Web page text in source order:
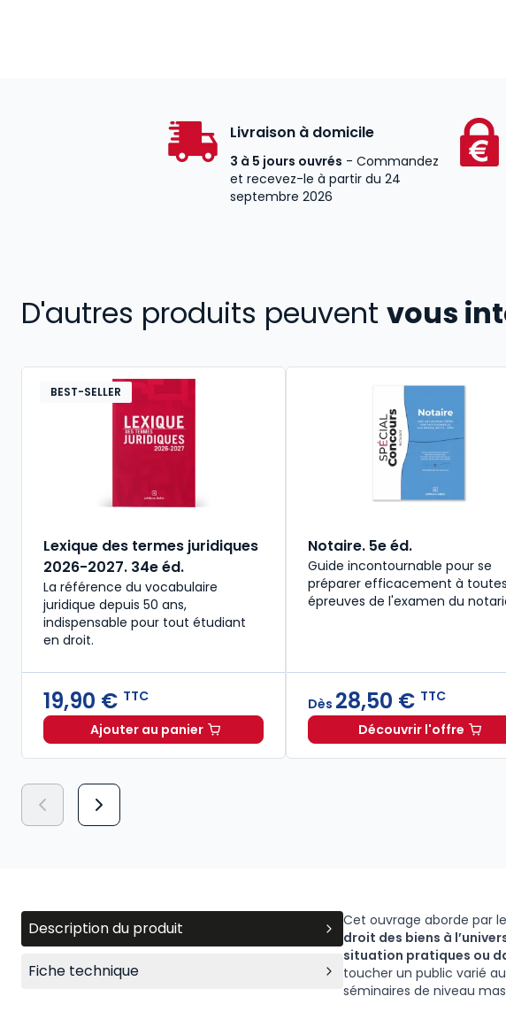
Livraison à domicile
3 à 5 jours ouvrés - Commandez
et recevez-le à partir du 24
septembre 2026
D'autres produits peuvent vous
BEST-SELLER
Lexique des termes juridiques
2026-2027. 34e éd.
La référence du vocabulaire
juridique depuis 50 ans,
indispensable pour tout étudiant
en droit.​
19,90 € TTC
Ajouter au panierLexique des termes juridiques 2026-2027. 34e éd. à
Notaire. 5e éd.
Guide incontournable pour se
préparer efficacement à
épreuves de l'examen du
Dès 28,50 € TTC
Découvrir l'offre
Notaire. 5e
Description du produit
Fiche technique
Cet ouvrage aborde par
droit des biens à
situation pratiques ou
toucher un public varié
séminaires de niveau